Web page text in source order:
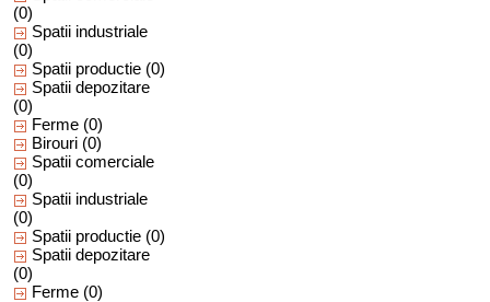
(0)
Spatii industriale
(0)
Spatii productie (0)
Spatii depozitare
(0)
Ferme (0)
Birouri (0)
Spatii comerciale
(0)
Spatii industriale
(0)
Spatii productie (0)
Spatii depozitare
(0)
Ferme (0)